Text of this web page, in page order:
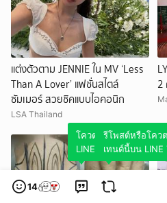
แต่งตัวตาม JENNIE ใน MV ‘Less
Than A Lover’ แฟชั่นสไตล์
ซัมเมอร์ สวยชิคแบบไอคอนิก
LSA Thailand
2
14
โควตมุมมองของคุณผ่
LINE TODAY
รีโพสต์หรือโค
เทนต์นี้บน LINE